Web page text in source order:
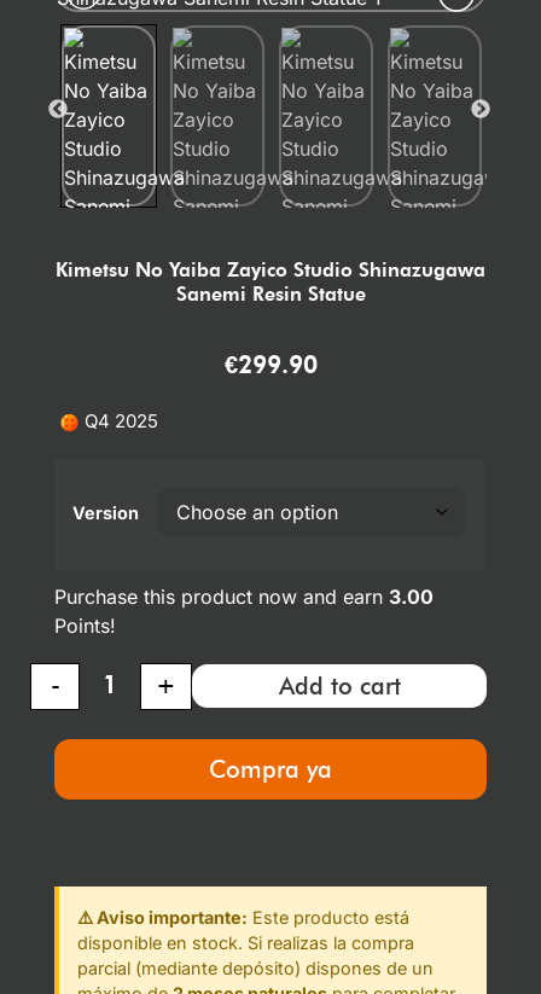
Kimetsu No Yaiba Zayico Studio Shinazugawa
Sanemi Resin Statue
€299.90
Q4 2025
Version
Purchase this product now and earn 3.00
Points!
- + Add to cart
Compra ya
⚠️ Aviso importante: Este producto está
disponible en stock. Si realizas la compra
parcial (mediante depósito) dispones de un